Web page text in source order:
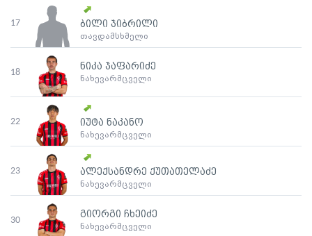
17 ბილი ჯიბრილი
თავდამსხმელი
18
ნიკა ჯაფარიძე
ნახევარმცველი
22 იუტა ნაკანო
ნახევარმცველი
23 ალექსანდრე ქუთათელაძე
ნახევარმცველი
30
გიორგი ჩხეიძე
ნახევარმცველი